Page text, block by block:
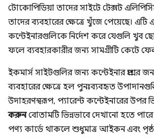
টোকোপিডিয়া তাদের সাইটে টেক্সট
তাদের ব্যবহারের ক্ষেত্রে খুঁজে পেয়েছে। এটি
কন্টেইনারগুলিকে নির্দেশ করে যেগুলি খুব
ফলে ব্যবহারকারীর জন্য সামগ্রীটি কেটে
ইকমার্স সাইটগুলির জন্য কন্টেইনার প্রশ্নের
ব্যবহারের ক্ষেত্রে হল পুনঃব্যবহৃত
উদাহরণস্বরূপ, প্যারেন্ট কন্টেইনারের উপর
করুনবোতামটি ভিন্নভাবে দেখানো হতে
পণ্য কার্ডে থাকলে শুধুমাত্র আইকন এবং